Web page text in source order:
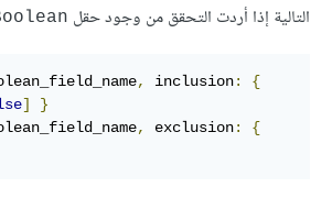
التالية إذا أردت التحقق من وجود حقل
, inclusion:
{
]
}
, exclusion:
{